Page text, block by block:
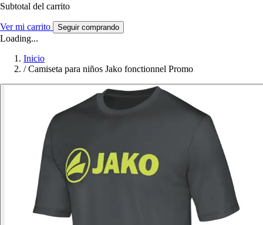
Subtotal del carrito
Ver mi carrito Seguir comprando
Loading...
Inicio
/ Camiseta para niños Jako fonctionnel Promo